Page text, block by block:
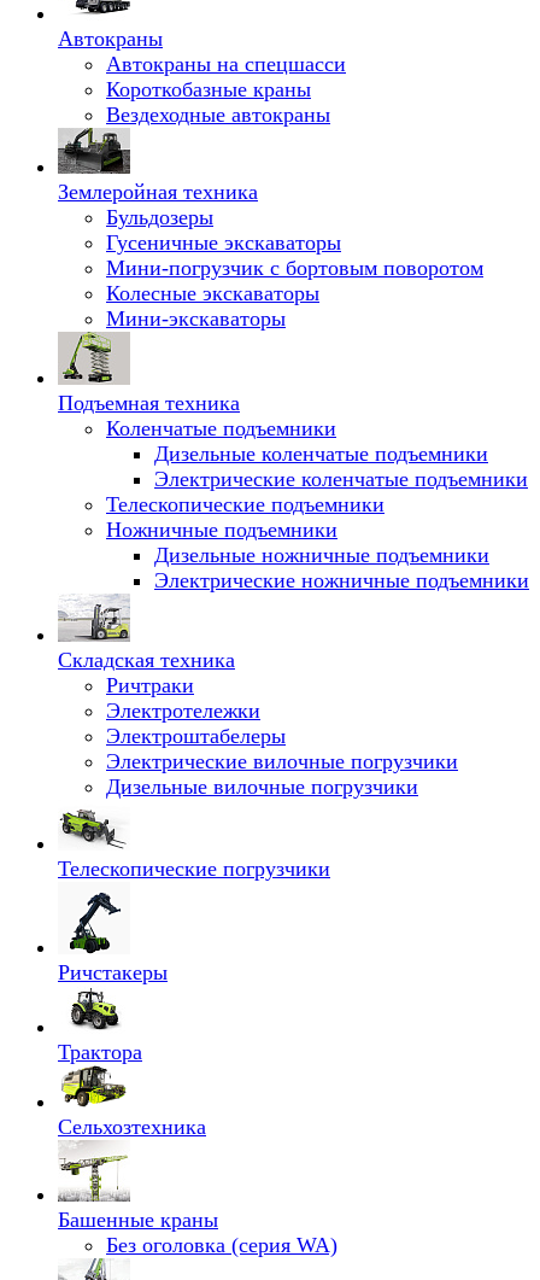
Автокраны
Автокраны на спецшасси
Короткобазные краны
Вездеходные автокраны
Землеройная техника
Бульдозеры
Гусеничные экскаваторы
Мини-погрузчик с бортовым поворотом
Колесные экскаваторы
Мини-экскаваторы
Подъемная техника
Коленчатые подъемники
Дизельные коленчатые подъемники
Электрические коленчатые подъемники
Телескопические подъемники
Ножничные подъемники
Дизельные ножничные подъемники
Электрические ножничные подъемники
Складская техника
Ричтраки
Электротележки
Электроштабелеры
Электрические вилочные погрузчики
Дизельные вилочные погрузчики
Телескопические погрузчики
Ричстакеры
Трактора
Сельхозтехника
Башенные краны
Без оголовка (серия WA)